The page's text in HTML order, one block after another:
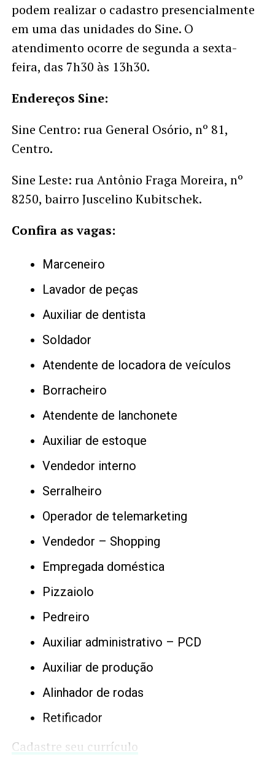
podem realizar o cadastro presencialmente
em uma das unidades do Sine. O
atendimento ocorre de segunda a sexta-
feira, das 7h30 às 13h30.
Endereços Sine:
Sine Centro: rua General Osório, nº 81,
Centro.
Sine Leste: rua Antônio Fraga Moreira, nº
8250, bairro Juscelino Kubitschek.
Confira as vagas:
Marceneiro
Lavador de peças
Auxiliar de dentista
Soldador
Atendente de locadora de veículos
Borracheiro
Atendente de lanchonete
Auxiliar de estoque
Vendedor interno
Serralheiro
Operador de telemarketing
Vendedor – Shopping
Empregada doméstica
Pizzaiolo
Pedreiro
Auxiliar administrativo – PCD
Auxiliar de produção
Alinhador de rodas
Retificador
Cadastre seu currículo